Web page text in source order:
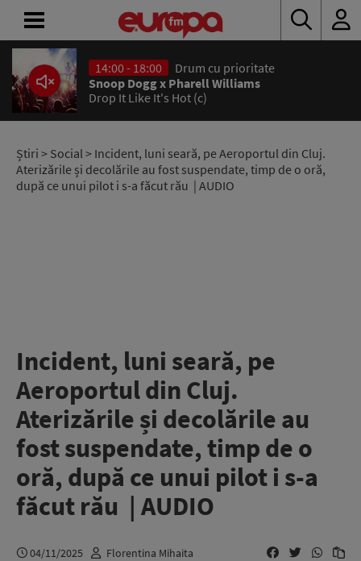
14:00 - 18:00
Drum cu prioritate
Snoop Dogg x Pharell Williams
Drop It Like It's Hot (c)
Știri > Social> Incident, luni seară, pe Aeroportul din Cluj.
Aterizările și decolările au fost suspendate, timp de o oră,
după ce unui pilot i s-a făcut rău | AUDIO
Incident, luni seară, pe
Aeroportul din Cluj.
Aterizările și decolările au
fost suspendate, timp de o
oră, după ce unui pilot i s-a
făcut rău | AUDIO
04/11/2025 Florentina Mihaita
ACASĂ
ȘTIRI
RADIO
CONCURSURI